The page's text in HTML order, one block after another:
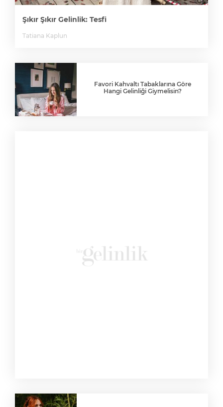
Şıkır Şıkır Gelinlik: Tesfi
Tatiana Kaplun
Favori Kahvaltı Tabaklarına Göre
Hangi Gelinliği Giymelisin?